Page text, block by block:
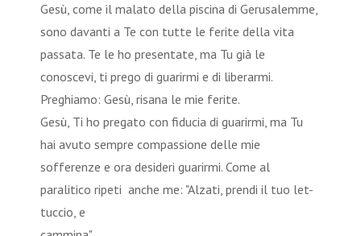
Gesù, come il malato della piscina di Gerusalemme,
sono davanti a Te con tutte le ferite della vita
passata. Te le ho presentate, ma Tu già le
conoscevi, ti prego di guarirmi e di liberarmi.
Preghiamo: Gesù, risana le mie ferite.
Gesù, Ti ho pregato con fiducia di guarirmi, ma Tu
hai avuto sempre compassione delle mie
sofferenze e ora desideri guarirmi. Come al
paralitico ripeti anche me: "Alzati, prendi il tuo let-
tuccio, e